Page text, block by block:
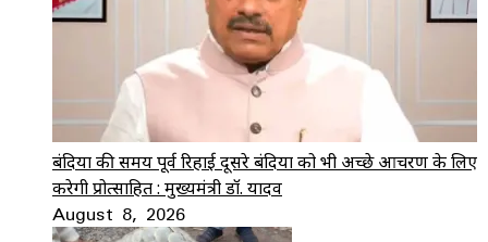
बंदियों की समय पूर्व रिहाई दूसरे बंदियों को भी अच्छे आचरण के लिए
करेगी प्रोत्साहित : मुख्यमंत्री डॉ. यादव
August 8, 2026